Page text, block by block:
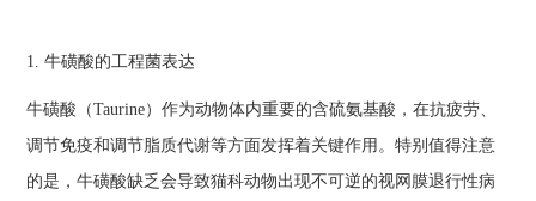
1. 牛磺酸的工程菌表达
牛磺酸（Taurine）作为动物体内重要的含硫氨基酸，在抗疲劳、
调节免疫和调节脂质代谢等方面发挥着关键作用。特别值得注意
的是，牛磺酸缺乏会导致猫科动物出现不可逆的视网膜退行性病